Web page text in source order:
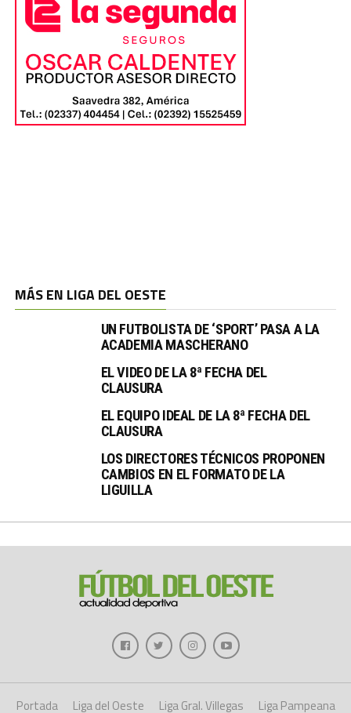
MÁS EN LIGA DEL OESTE
UN FUTBOLISTA DE ‘SPORT’ PASA A LA
ACADEMIA MASCHERANO
EL VIDEO DE LA 8ª FECHA DEL
CLAUSURA
EL EQUIPO IDEAL DE LA 8ª FECHA DEL
CLAUSURA
LOS DIRECTORES TÉCNICOS PROPONEN
CAMBIOS EN EL FORMATO DE LA
LIGUILLA
Portada Liga del Oeste Liga Gral. Villegas Liga Pampeana